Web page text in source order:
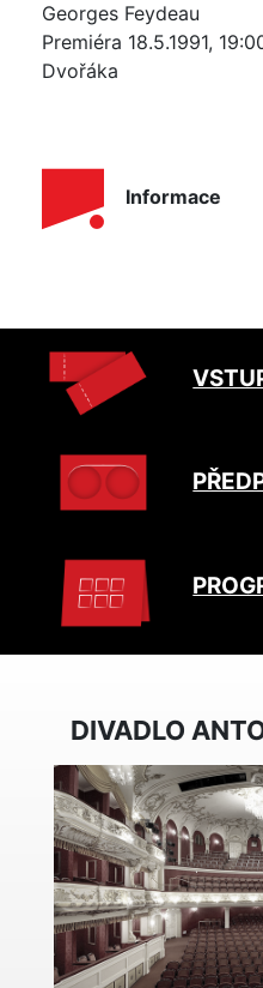
Georges Feydeau
Premiéra 18.5.1991,
Dvořáka
Informace
DIVADLO